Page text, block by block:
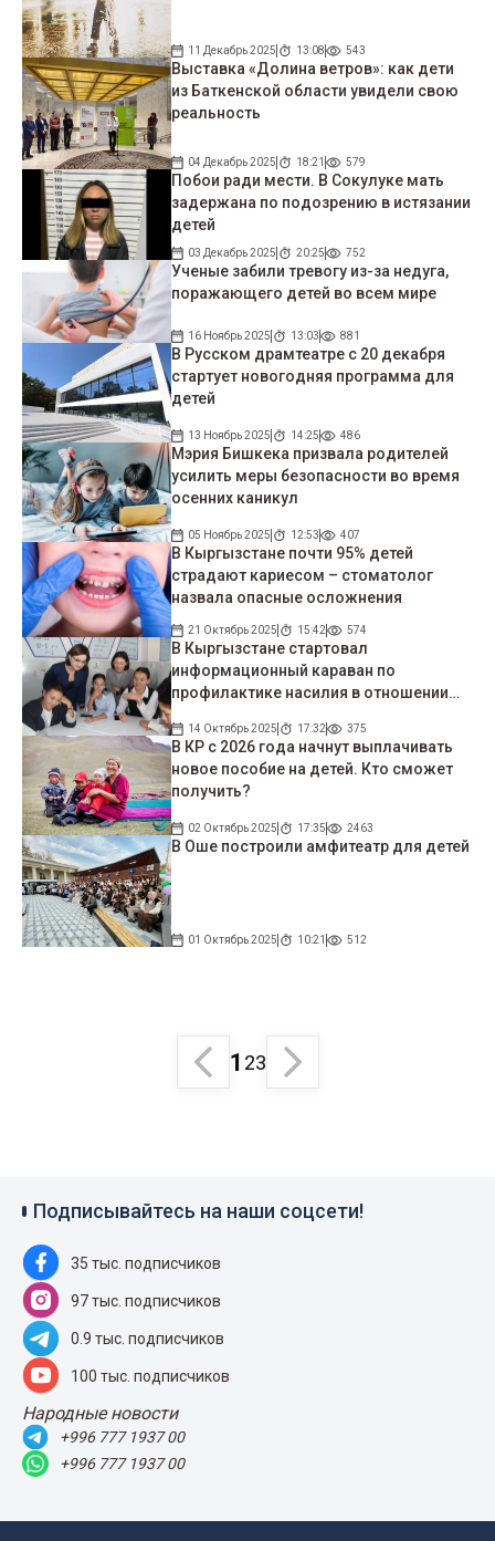
11 Декабрь 2025 13:08 543
Выставка «Долина ветров»: как дети
из Баткенской области увидели свою
реальность
04 Декабрь 2025 18:21 579
Побои ради мести. В Сокулуке мать
задержана по подозрению в истязании
детей
03 Декабрь 2025 20:25 752
Ученые забили тревогу из-за недуга,
поражающего детей во всем мире
16 Ноябрь 2025 13:03 881
В Русском драмтеатре с 20 декабря
стартует новогодняя программа для
детей
13 Ноябрь 2025 14:25 486
Мэрия Бишкека призвала родителей
усилить меры безопасности во время
осенних каникул
05 Ноябрь 2025 12:53 407
В Кыргызстане почти 95% детей
страдают кариесом – стоматолог
назвала опасные осложнения
21 Октябрь 2025 15:42 574
В Кыргызстане стартовал
информационный караван по
профилактике насилия в отношении
детей
14 Октябрь 2025 17:32 375
В КР с 2026 года начнут выплачивать
новое пособие на детей. Кто сможет
получить?
02 Октябрь 2025 17:35 2463
В Оше построили амфитеатр для детей
01 Октябрь 2025 10:21 512
1 23
Подписывайтесь на наши соцсети!
35 тыс. подписчиков
97 тыс. подписчиков
0.9 тыс. подписчиков
100 тыс. подписчиков
Народные новости
+996 777 1937 00
+996 777 1937 00